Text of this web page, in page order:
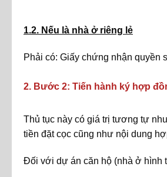
1.2. Nếu là nhà ở riêng lẻ
Phải có: Giấy chứng nhận quyền
2. Bước 2: Tiến hành ký hợp
Thủ tục này có giá trị tương tự
tiền đặt cọc cũng như nội dung
Đối với dự án căn hộ (nhà ở hình